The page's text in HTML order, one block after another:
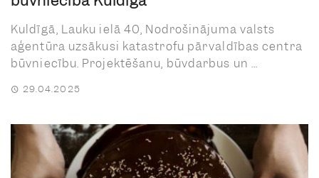
Kuldīgā, Lauku ielā 40, Nodrošinājuma valsts
aģentūra uzsākusi katastrofu pārvaldības centra
būvniecību. Projektēšanu, būvdarbus un ...
29.04.2025